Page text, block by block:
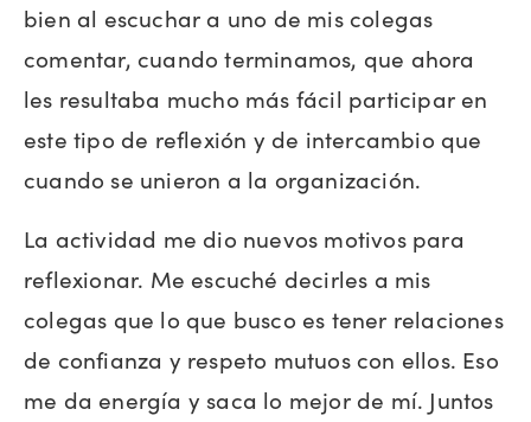
bien al escuchar a uno de mis colegas
comentar, cuando terminamos, que ahora
les resultaba mucho más fácil participar en
este tipo de reflexión y de intercambio que
cuando se unieron a la organización.
La actividad me dio nuevos motivos para
reflexionar. Me escuché decirles a mis
colegas que lo que busco es tener relaciones
de confianza y respeto mutuos con ellos. Eso
me da energía y saca lo mejor de mí. Juntos